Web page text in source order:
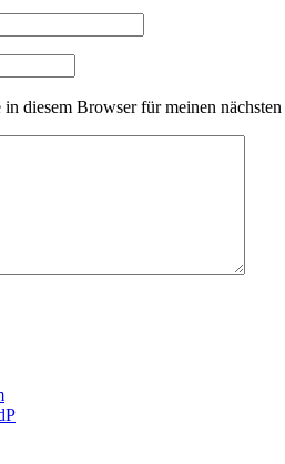
diesem Browser für meinen